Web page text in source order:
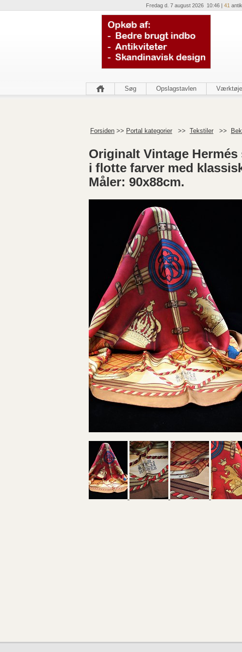
Fredag d. 7 august 2026 10:46 | 41
Søg Opslagstavlen
Forsiden >> Portal kategorier >> Tekstiler >>
Originalt Vintage
i flotte farver med
Måler: 90x88cm.